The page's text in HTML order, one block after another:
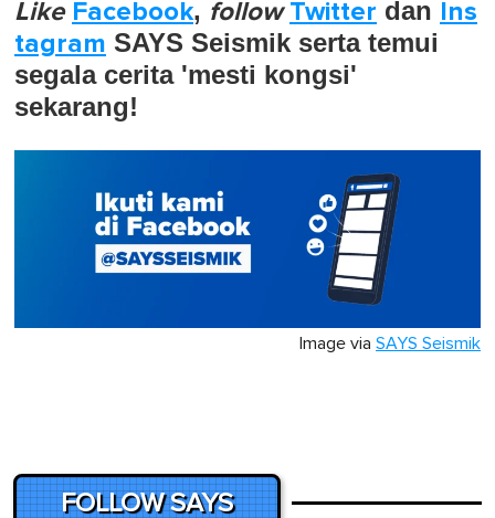
Like Facebook, follow Twitter dan Ins
tagram SAYS Seismik serta temui
segala cerita 'mesti kongsi'
sekarang!
Image via SAYS Seismik
FOLLOW SAYS